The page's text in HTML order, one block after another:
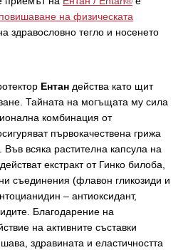
повишаване на физическата
здравословно тегло и носенето
Ентан действа като щит
Тайната на могъщата му сила
комбинация от
първокачествена грижа
всяка растителна капсула на
екстракт от Гинко билоба,
съединения (флавон гликозиди и
– антиоксидант,
Благодарение на
на активните съставки
здравината и еластичността